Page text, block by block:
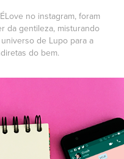
no instagram, foram
da gentileza, misturando
de Lupo para a
do bem.